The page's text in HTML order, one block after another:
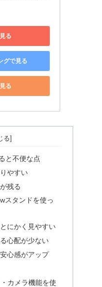
る
グで見る
る
と不便な点
やすい
残る
スタンドを使っ
にかく見やすい
心配が少ない
心感がアップ
カメラ機能を使